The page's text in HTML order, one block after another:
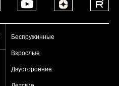
Беспружинные
Взрослые
Двусторонние